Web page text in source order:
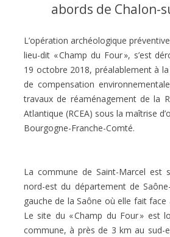
abords de Chalon-
L’opération archéologique
lieu-dit « Champ du Four », s’est
19 octobre 2018, préalablement à la
de compensation
travaux de réaménagement de la
Atlantique (RCEA) sous la maîtrise
Bourgogne-Franche-Comté.
La commune de Saint-Marcel est
nord-est du département de
gauche de la Saône où elle fait face
Le site du « Champ du Four » est
commune, à près de 3 km au sud-